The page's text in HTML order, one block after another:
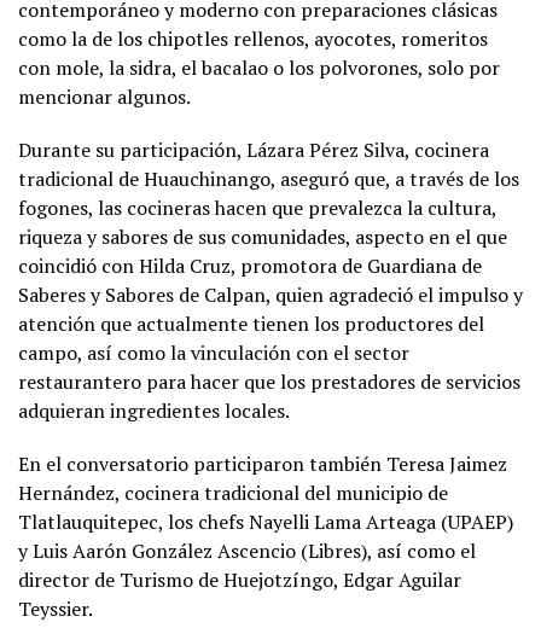
contemporáneo y moderno con preparaciones clásicas
como la de los chipotles rellenos, ayocotes, romeritos
con mole, la sidra, el bacalao o los polvorones, solo por
mencionar algunos.
Durante su participación, Lázara Pérez Silva, cocinera
tradicional de Huauchinango, aseguró que, a través de los
fogones, las cocineras hacen que prevalezca la cultura,
riqueza y sabores de sus comunidades, aspecto en el que
coincidió con Hilda Cruz, promotora de Guardiana de
Saberes y Sabores de Calpan, quien agradeció el impulso y
atención que actualmente tienen los productores del
campo, así como la vinculación con el sector
restaurantero para hacer que los prestadores de servicios
adquieran ingredientes locales.
En el conversatorio participaron también Teresa Jaimez
Hernández, cocinera tradicional del municipio de
Tlatlauquitepec, los chefs Nayelli Lama Arteaga (UPAEP)
y Luis Aarón González Ascencio (Libres), así como el
director de Turismo de Huejotzíngo, Edgar Aguilar
Teyssier.